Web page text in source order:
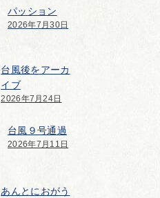
パッション
2026年7月30日
台風後をアーカ
イブ
2026年7月24日
台風９号通過
2026年7月11日
あんとにおがう